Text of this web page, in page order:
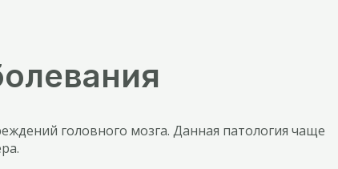
головного мозга. Данная патология чаще